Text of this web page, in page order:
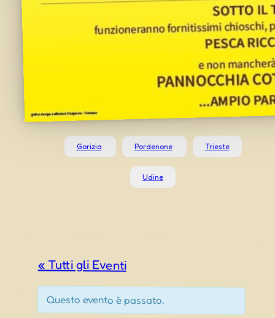
Gorizia Pordenone Trieste
Udine
« Tutti gli Eventi
Questo evento è passato.